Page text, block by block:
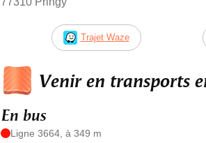
Trajet Waze
Venir en transports
En bus
Ligne 3664, à 349 m